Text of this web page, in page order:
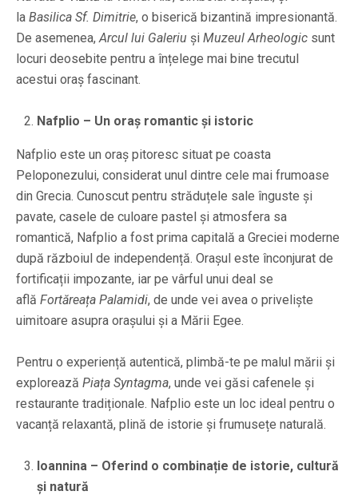
la Basilica Sf. Dimitrie, o biserică bizantină impresionantă.
De asemenea,Arcul lui Galeriu și Muzeul Arheologic sunt
locuri deosebite pentru a înțelege mai bine trecutul
acestui oraș fascinant.
Nafplio – Un oraș romantic și istoric
Nafplio este un oraș pitoresc situat pe coasta
Peloponezului, considerat unul dintre cele mai frumoase
din Grecia. Cunoscut pentru străduțele sale înguste și
pavate, casele de culoare pastel și atmosfera sa
romantică, Nafplio a fost prima capitală a Greciei moderne
după războiul de independență. Orașul este înconjurat de
fortificații impozante, iar pe vârful unui deal se
află Fortăreața Palamidi, de unde vei avea o priveliște
uimitoare asupra orașului și a Mării Egee.
Pentru o experiență autentică, plimbă-te pe malul mării și
explorează Piața Syntagma, unde vei găsi cafenele și
restaurante tradiționale. Nafplio este un loc ideal pentru o
vacanță relaxantă, plină de istorie și frumusețe naturală.
Ioannina – Oferind o combinație de istorie, cultură
și natură